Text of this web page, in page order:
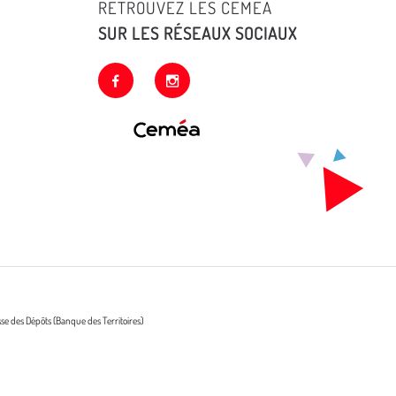
RETROUVEZ LES CEMEA
SUR LES RÉSEAUX SOCIAUX
facebook instagram
des Dépôts (Banque des Territoires)